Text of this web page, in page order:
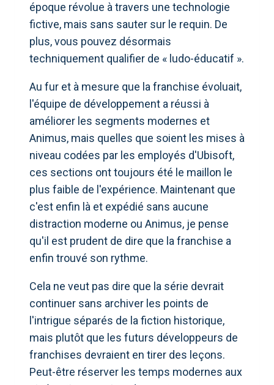
époque révolue à travers une technologie
fictive, mais sans sauter sur le requin. De
plus, vous pouvez désormais
techniquement qualifier de « ludo-éducatif ».
Au fur et à mesure que la franchise évoluait,
l'équipe de développement a réussi à
améliorer les segments modernes et
Animus, mais quelles que soient les mises à
niveau codées par les employés d'Ubisoft,
ces sections ont toujours été le maillon le
plus faible de l'expérience. Maintenant que
c'est enfin là et expédié sans aucune
distraction moderne ou Animus, je pense
qu'il est prudent de dire que la franchise a
enfin trouvé son rythme.
Cela ne veut pas dire que la série devrait
continuer sans archiver les points de
l'intrigue séparés de la fiction historique,
mais plutôt que les futurs développeurs de
franchises devraient en tirer des leçons.
Peut-être réserver les temps modernes aux